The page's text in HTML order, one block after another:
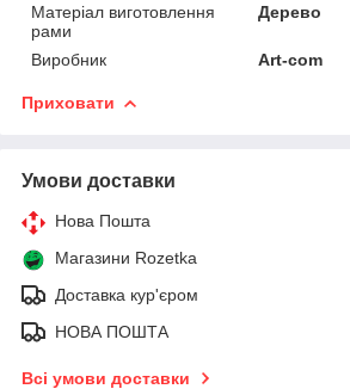
Матеріал виготовлення
рами
Дерево
Виробник Art-com
Приховати
Умови доставки
Нова Пошта
Магазини Rozetka
Доставка кур'єром
НОВА ПОШТА
Всі умови доставки